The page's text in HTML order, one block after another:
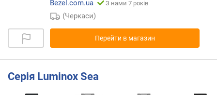
Bezel.com.ua
З нами 7 років
(Черкаси)
Перейти в магазин
Серія Luminox Sea